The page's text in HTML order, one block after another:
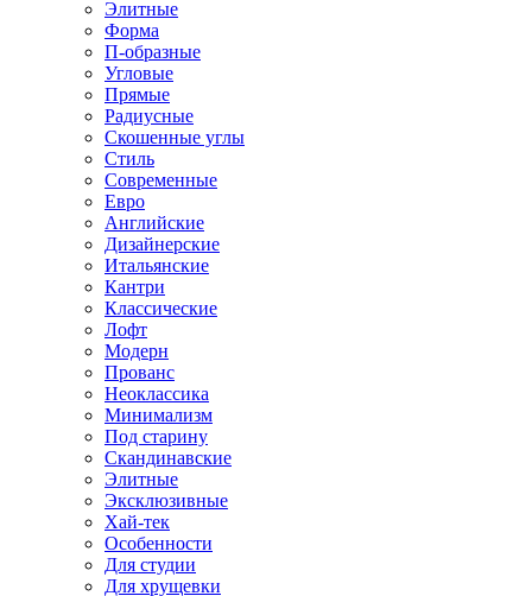
Элитные
Форма
П-образные
Угловые
Прямые
Радиусные
Скошенные углы
Стиль
Современные
Евро
Английские
Дизайнерские
Итальянские
Кантри
Классические
Лофт
Модерн
Прованс
Неоклассика
Минимализм
Под старину
Скандинавские
Элитные
Эксклюзивные
Хай-тек
Особенности
Для студии
Для хрущевки